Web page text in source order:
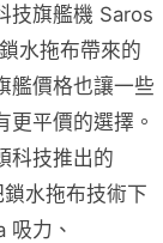
技旗艦機 Saros
水拖布帶來的
艦價格也讓一些
更平價的選擇。
科技推出的
水拖布技術下
吸力、